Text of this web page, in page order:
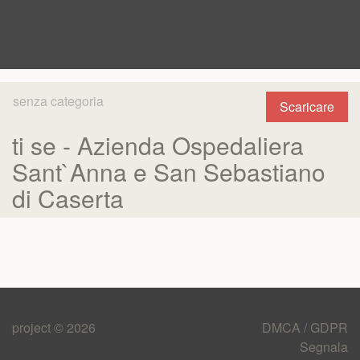
Scaricare
senza categoria
ti se - Azienda Ospedaliera
Sant`Anna e San Sebastiano
di Caserta
project © 2026
DMCA / GDPR
Segnala